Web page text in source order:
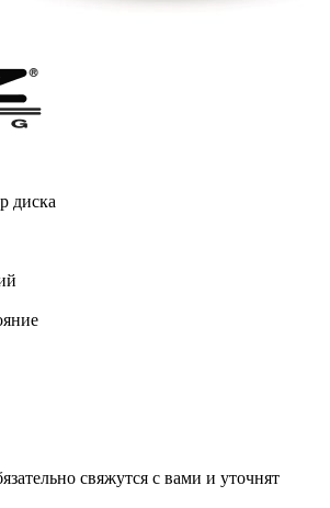
диска
свяжутся с вами и уточнят